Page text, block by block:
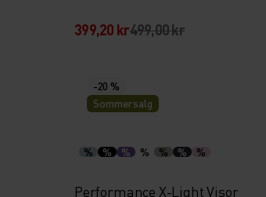
399,20 kr499,00 kr
-20 %
Sommersalg
% % % % % % %
Performance X-Light Visor